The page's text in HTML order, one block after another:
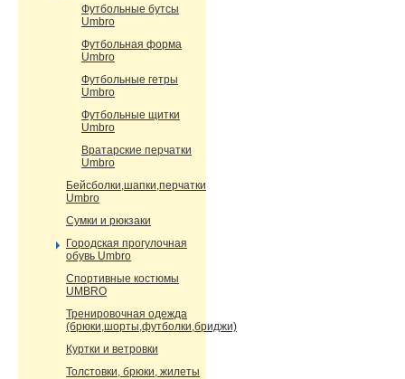
Футбольные бутсы
Umbro
Футбольная форма
Umbro
Футбольные гетры
Umbro
Футбольные щитки
Umbro
Вратарские перчатки
Umbro
Бейсболки,шапки,перчатки
Umbro
Сумки и рюкзаки
Городская прогулочная
обувь Umbro
Спортивные костюмы
UMBRO
Тренировочная одежда
(брюки,шорты,футболки,бриджи)
Куртки и ветровки
Толстовки, брюки, жилеты